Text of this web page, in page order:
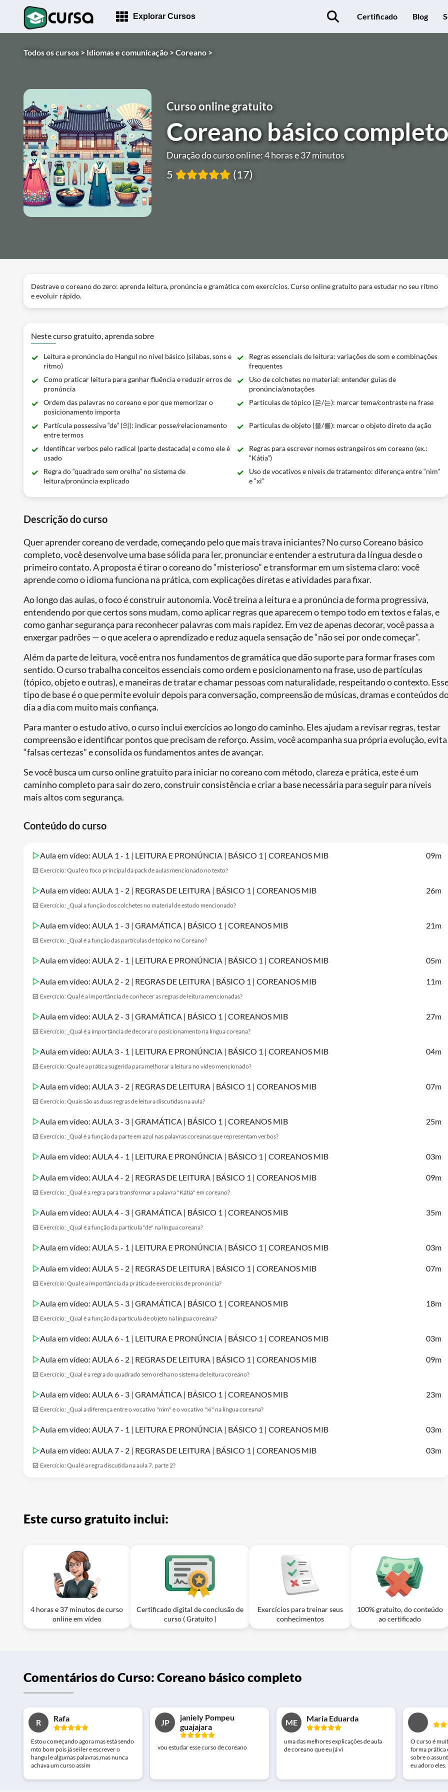
Explorar Cursos Certificado Blog
Todos os cursos > Idiomas e comunicação > Coreano >
Curso online gratuito
Coreano básico completo
Duração do curso online: 4 horas e 37 minutos
5 (17)
Destrave o coreano do zero: aprenda leitura, pronúncia e gramática com exercícios. Curso online gratuito para estudar no seu ritmo
e evoluir rápido.
Neste curso gratuito, aprenda sobre
Leitura e pronúncia do Hangul no nível básico (sílabas, sons e
ritmo)
Regras essenciais de leitura: variações de som e combinações
frequentes
Como praticar leitura para ganhar fluência e reduzir erros de
pronúncia
Uso de colchetes no material: entender guias de
pronúncia/anotações
Ordem das palavras no coreano e por que memorizar o
posicionamento importa
Partículas de tópico (은/는): marcar tema/contraste na frase
Partícula possessiva “de” (의): indicar posse/relacionamento
entre termos
Partículas de objeto (을/를): marcar o objeto direto da ação
Identificar verbos pelo radical (parte destacada) e como ele é
usado
Regras para escrever nomes estrangeiros em coreano (ex.:
“Kátia”)
Regra do “quadrado sem orelha” no sistema de
leitura/pronúncia explicado
Uso de vocativos e níveis de tratamento: diferença entre “nim”
e “xi”
Descrição do curso
Quer aprender coreano de verdade, começando pelo que mais trava iniciantes? No curso Coreano básico
completo, você desenvolve uma base sólida para ler, pronunciar e entender a estrutura da língua desde o
primeiro contato. A proposta é tirar o coreano do “misterioso” e transformar em um sistema claro: você
aprende como o idioma funciona na prática, com explicações diretas e atividades para fixar.
Ao longo das aulas, o foco é construir autonomia. Você treina a leitura e a pronúncia de forma progressiva,
entendendo por que certos sons mudam, como aplicar regras que aparecem o tempo todo em textos e falas, e
como ganhar segurança para reconhecer palavras com mais rapidez. Em vez de apenas decorar, você passa a
enxergar padrões — o que acelera o aprendizado e reduz aquela sensação de “não sei por onde começar”.
Além da parte de leitura, você entra nos fundamentos de gramática que dão suporte para formar frases com
sentido. O curso trabalha conceitos essenciais como ordem e posicionamento na frase, uso de partículas
(tópico, objeto e outras), e maneiras de tratar e chamar pessoas com naturalidade, respeitando o contexto.
tipo de base é o que permite evoluir depois para conversação, compreensão de músicas, dramas e conteúdos
dia a dia com muito mais confiança.
Para manter o estudo ativo, o curso inclui exercícios ao longo do caminho. Eles ajudam a revisar regras, testar
compreensão e identificar pontos que precisam de reforço. Assim, você acompanha sua própria evolução, evita
“falsas certezas” e consolida os fundamentos antes de avançar.
Se você busca um curso online gratuito para iniciar no coreano com método, clareza e prática, este é um
caminho completo para sair do zero, construir consistência e criar a base necessária para seguir para níveis
mais altos com segurança.
Conteúdo do curso
Aula em vídeo: AULA 1 - 1 | LEITURA E PRONÚNCIA | BÁSICO 1 | COREANOS MIB 09m
Exercício: Qual é o foco principal da pack de aulas mencionado no texto?
Aula em vídeo: AULA 1 - 2 | REGRAS DE LEITURA | BÁSICO 1 | COREANOS MIB 26m
Exercício: _Qual a função dos colchetes no material de estudo mencionado?
Aula em vídeo: AULA 1 - 3 | GRAMÁTICA | BÁSICO 1 | COREANOS MIB 21m
Exercício: _Qual é a função das partículas de tópico no Coreano?
Aula em vídeo: AULA 2 - 1 | LEITURA E PRONÚNCIA | BÁSICO 1 | COREANOS MIB 05m
Aula em vídeo: AULA 2 - 2 | REGRAS DE LEITURA | BÁSICO 1 | COREANOS MIB 11m
Exercício: Qual é a importância de conhecer as regras de leitura mencionadas?
Aula em vídeo: AULA 2 - 3 | GRAMÁTICA | BÁSICO 1 | COREANOS MIB 27m
Exercício: _Qual é a importância de decorar o posicionamento na língua coreana?
Aula em vídeo: AULA 3 - 1 | LEITURA E PRONÚNCIA | BÁSICO 1 | COREANOS MIB 04m
Exercício: Qual é a prática sugerida para melhorar a leitura no vídeo mencionado?
Aula em vídeo: AULA 3 - 2 | REGRAS DE LEITURA | BÁSICO 1 | COREANOS MIB 07m
Exercício: Quais são as duas regras de leitura discutidas na aula?
Aula em vídeo: AULA 3 - 3 | GRAMÁTICA | BÁSICO 1 | COREANOS MIB 25m
Exercício: _Qual é a função da parte em azul nas palavras coreanas que representam verbos?
Aula em vídeo: AULA 4 - 1 | LEITURA E PRONÚNCIA | BÁSICO 1 | COREANOS MIB 03m
Aula em vídeo: AULA 4 - 2 | REGRAS DE LEITURA | BÁSICO 1 | COREANOS MIB 09m
Exercício: _Qual é a regra para transformar a palavra "Kátia" em coreano?
Aula em vídeo: AULA 4 - 3 | GRAMÁTICA | BÁSICO 1 | COREANOS MIB 35m
Exercício: _Qual é a função da partícula "de" na língua coreana?
Aula em vídeo: AULA 5 - 1 | LEITURA E PRONÚNCIA | BÁSICO 1 | COREANOS MIB 03m
Aula em vídeo: AULA 5 - 2 | REGRAS DE LEITURA | BÁSICO 1 | COREANOS MIB 07m
Exercício: Qual é a importância da prática de exercícios de pronúncia?
Aula em vídeo: AULA 5 - 3 | GRAMÁTICA | BÁSICO 1 | COREANOS MIB 18m
Exercício: _Qual é a função da partícula de objeto na língua coreana?
Aula em vídeo: AULA 6 - 1 | LEITURA E PRONÚNCIA | BÁSICO 1 | COREANOS MIB 03m
Aula em vídeo: AULA 6 - 2 | REGRAS DE LEITURA | BÁSICO 1 | COREANOS MIB 09m
Exercício: _Qual é a regra do quadrado sem orelha no sistema de leitura coreano?
Aula em vídeo: AULA 6 - 3 | GRAMÁTICA | BÁSICO 1 | COREANOS MIB 23m
Exercício: _Qual a diferença entre o vocativo "nim" e o vocativo "xi" na língua coreana?
Aula em vídeo: AULA 7 - 1 | LEITURA E PRONÚNCIA | BÁSICO 1 | COREANOS MIB 03m
Aula em vídeo: AULA 7 - 2 | REGRAS DE LEITURA | BÁSICO 1 | COREANOS MIB 03m
Exercício: Qual é a regra discutida na aula 7, parte 2?
Este curso gratuito inclui:
4 horas e 37 minutos de curso
online em vídeo
Certificado digital de conclusão de
curso ( Gratuito )
Exercícios para treinar seus
conhecimentos
100% gratuito, do conteúdo
ao certificado
Comentários do Curso: Coreano básico completo
R Rafa
Estou começando agora mas está sendo
mto bom pois já sei ler e escrever o
hangul e algumas palavras,mas nunca
achava um curso assim
JP
janiely Pompeu
guajajara
vou estudar esse curso de coreano
ME Maria Eduarda
uma das melhores explicações de aula
de coreano que eu já vi
O curso é
forma prática
sobre o
eu adoro eles.